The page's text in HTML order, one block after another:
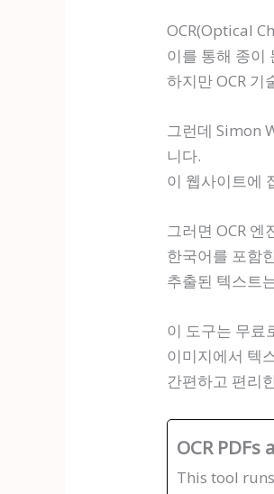
OCR(Optical
이를 통해 종이
하지만 OCR
그런데 Simon
니다.
이 웹사이트에
그러면 OCR
한국어를 포함
추출된 텍스트
이 도구는 무료
이미지에서 텍
간편하고 편리
OCR
This tool